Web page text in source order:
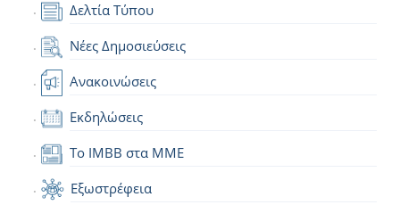
Δελτία Τύπου
Νέες Δημοσιεύσεις
Ανακοινώσεις
Εκδηλώσεις
Το IMBB στα ΜΜΕ
Εξωστρέφεια